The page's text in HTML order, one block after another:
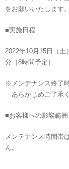
をお願いいたします。
■実施日程
2022年10月15日（土
分［8時間予定］
※メンテナンス終了
あらかじめご了承く
■お客様への影響範囲
メンテナンス時間帯
ん。